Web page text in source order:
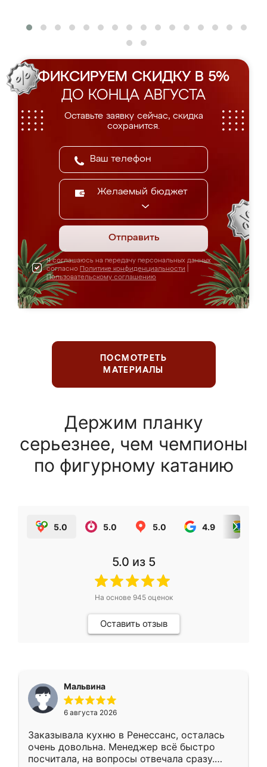
ФИКСИРУЕМ СКИДКУ В 5%
ДО КОНЦА АВГУСТА
Оставьте заявку сейчас, скидка
сохранится.
Желаемый бюджет
Отправить
Я соглашаюсь на передачу персональных данных
согласно Политике конфиденциальности
Пользовательскому соглашению
ПОСМОТРЕТЬ
МАТЕРИАЛЫ
Держим планку
серьезнее, чем чемпионы
по фигурному катанию
5.0 5.0 5.0 4.9
5.0 из 5
На основе 945оценок
Оставить отзыв
Мальвина
6 августа 2026
Заказывала кухню в Ренессанс, осталась
очень довольна. Менеджер всё быстро
посчитала, на вопросы отвечала сразу.